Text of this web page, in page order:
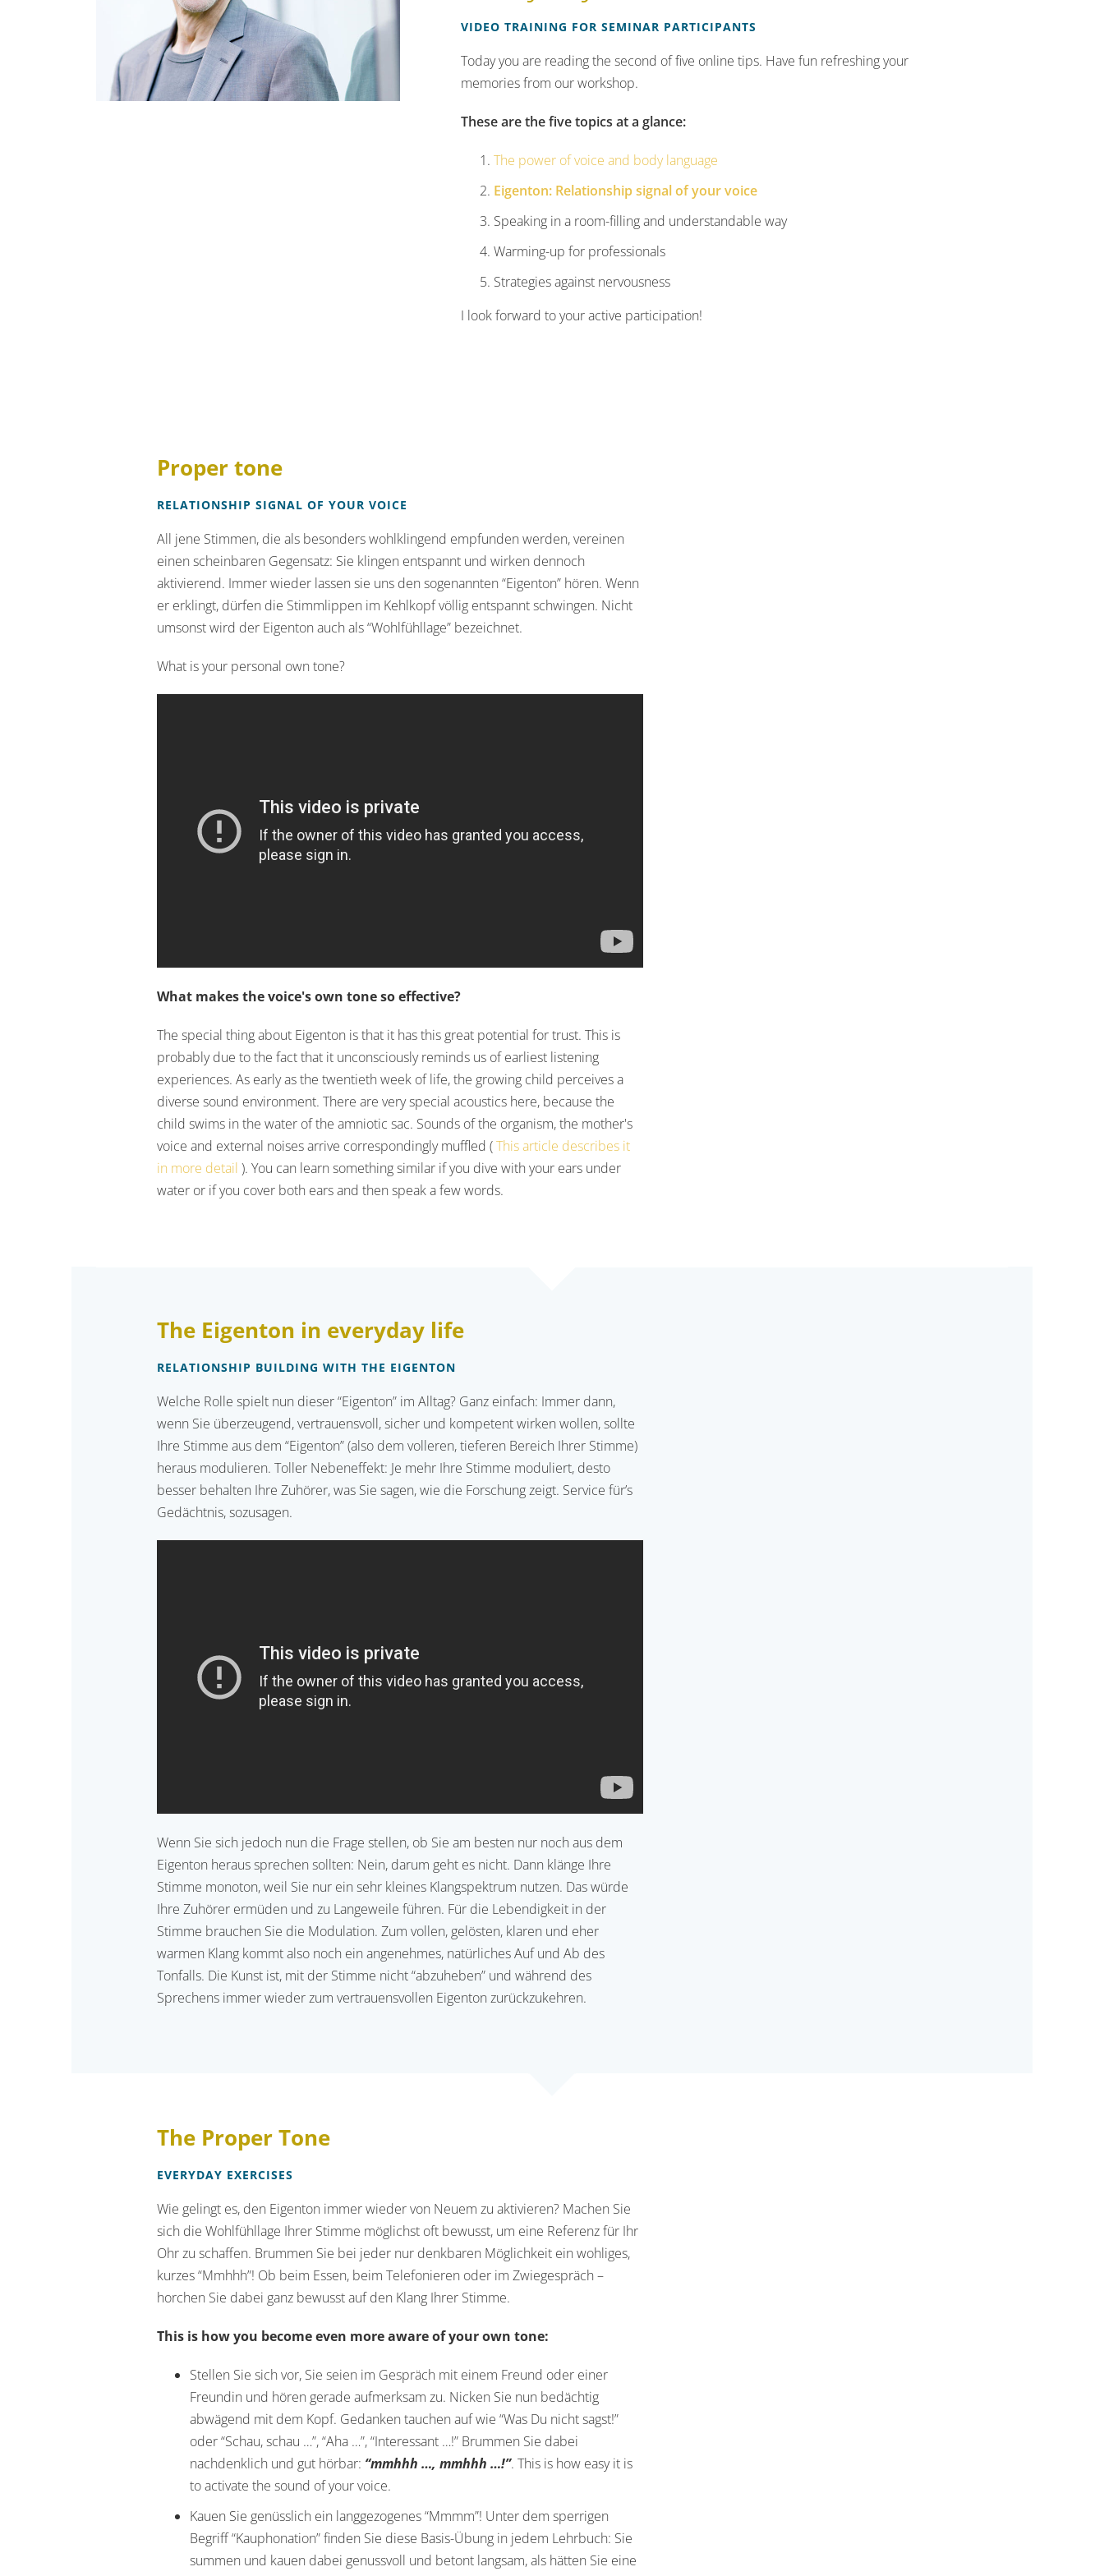
VIDEO TRAINING FOR SEMINAR PARTICIPANTS
Today you are reading the second of five online tips. Have fun refreshing your
memories from our workshop.
These are the five topics at a glance:
The power of voice and body language
Eigenton: Relationship signal of your voice
Speaking in a room-filling and understandable way
Warming-up for professionals
Strategies against nervousness
I look forward to your active participation!
Proper tone
RELATIONSHIP SIGNAL OF YOUR VOICE
All jene Stimmen, die als besonders wohlklingend empfunden werden, vereinen
einen scheinbaren Gegensatz: Sie klingen entspannt und wirken dennoch
aktivierend. Immer wieder lassen sie uns den sogenannten “Eigenton” hören. Wenn
er erklingt, dürfen die Stimmlippen im Kehlkopf völlig entspannt schwingen. Nicht
umsonst wird der Eigenton auch als “Wohlfühllage” bezeichnet.
What is your personal own tone?
What makes the voice's own tone so effective?
The special thing about Eigenton is that it has this great potential for trust. This is
probably due to the fact that it unconsciously reminds us of earliest listening
experiences. As early as the twentieth week of life, the growing child perceives a
diverse sound environment. There are very special acoustics here, because the
child swims in the water of the amniotic sac. Sounds of the organism, the mother's
voice and external noises arrive correspondingly muffled (This article describes it
in more detail ). You can learn something similar if you dive with your ears under
water or if you cover both ears and then speak a few words.
The Eigenton in everyday life
RELATIONSHIP BUILDING WITH THE EIGENTON
Welche Rolle spielt nun dieser “Eigenton” im Alltag? Ganz einfach: Immer dann,
wenn Sie überzeugend, vertrauensvoll, sicher und kompetent wirken wollen, sollte
Ihre Stimme aus dem “Eigenton” (also dem volleren, tieferen Bereich Ihrer Stimme)
heraus modulieren. Toller Nebeneffekt: Je mehr Ihre Stimme moduliert, desto
besser behalten Ihre Zuhörer, was Sie sagen, wie die Forschung zeigt. Service für’s
Gedächtnis, sozusagen.
Wenn Sie sich jedoch nun die Frage stellen, ob Sie am besten nur noch aus dem
Eigenton heraus sprechen sollten: Nein, darum geht es nicht. Dann klänge Ihre
Stimme monoton, weil Sie nur ein sehr kleines Klangspektrum nutzen. Das würde
Ihre Zuhörer ermüden und zu Langeweile führen. Für die Lebendigkeit in der
Stimme brauchen Sie die Modulation. Zum vollen, gelösten, klaren und eher
warmen Klang kommt also noch ein angenehmes, natürliches Auf und Ab des
Tonfalls. Die Kunst ist, mit der Stimme nicht “abzuheben” und während des
Sprechens immer wieder zum vertrauensvollen Eigenton zurückzukehren.
The Proper Tone
EVERYDAY EXERCISES
Wie gelingt es, den Eigenton immer wieder von Neuem zu aktivieren? Machen Sie
sich die Wohlfühllage Ihrer Stimme möglichst oft bewusst, um eine Referenz für Ihr
Ohr zu schaffen. Brummen Sie bei jeder nur denkbaren Möglichkeit ein wohliges,
kurzes “Mmhhh”! Ob beim Essen, beim Telefonieren oder im Zwiegespräch –
horchen Sie dabei ganz bewusst auf den Klang Ihrer Stimme.
This is how you become even more aware of your own tone:
Stellen Sie sich vor, Sie seien im Gespräch mit einem Freund oder einer
Freundin und hören gerade aufmerksam zu. Nicken Sie nun bedächtig
abwägend mit dem Kopf. Gedanken tauchen auf wie “Was Du nicht sagst!”
oder “Schau, schau …”, “Aha …”, “Interessant …!” Brummen Sie dabei
nachdenklich und gut hörbar: “mmhhh …, mmhhh …!”. This is how easy it is
to activate the sound of your voice.
Kauen Sie genüsslich ein langgezogenes “Mmmm”! Unter dem sperrigen
Begriff “Kauphonation” finden Sie diese Basis-Übung in jedem Lehrbuch: Sie
summen und kauen dabei genussvoll und betont langsam, als hätten Sie eine